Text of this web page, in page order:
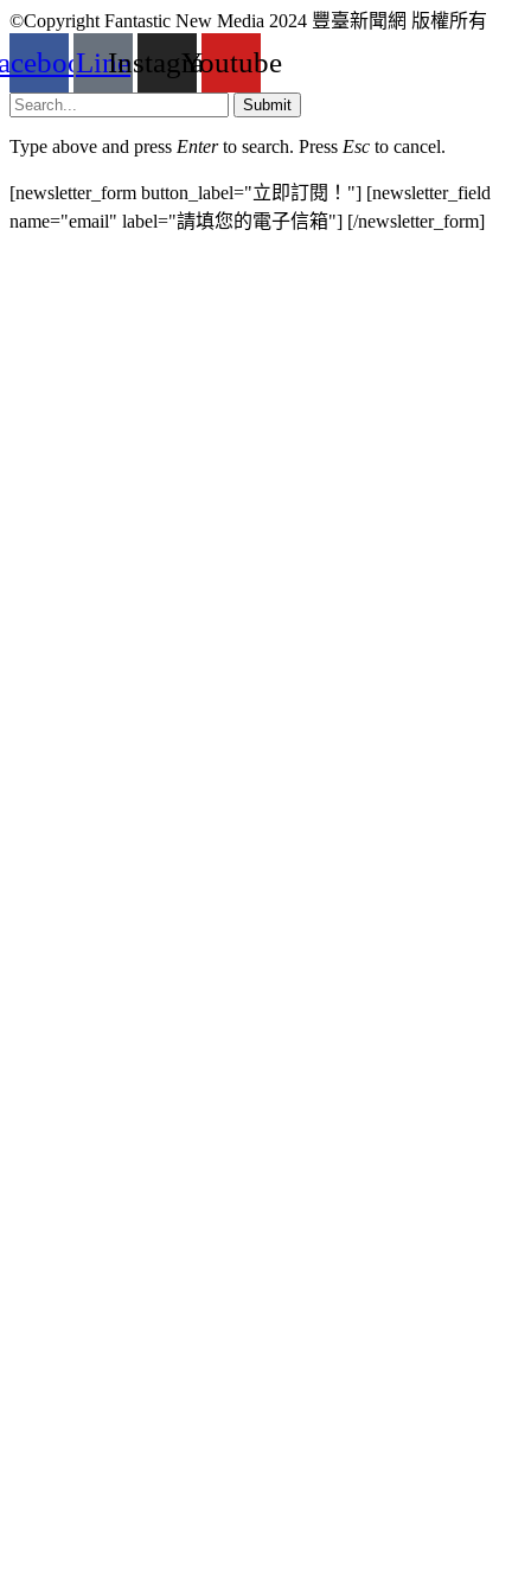
©Copyright Fantastic New Media 2024 豐臺新聞網 版權所有
LineInstagramYoutube
Submit
Type above and press Enterto search. Press Esc to cancel.
[newsletter_form button_label="立即訂閱！"] [newsletter_field
name="email" label="請填您的電子信箱"] [/newsletter_form]